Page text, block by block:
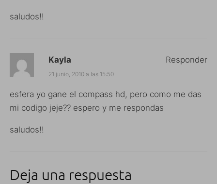
saludos!!
Kayla
21 junio, 2010 a las 15:50
esfera yo gane el compass hd, pero como me das
mi codigo jeje?? espero y me respondas
saludos!!
Responder
Deja una respuesta